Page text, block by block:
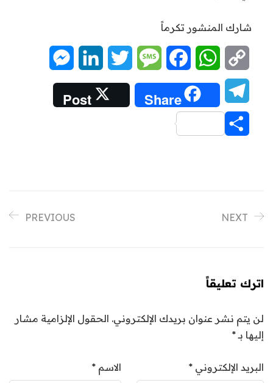
شارك المنشور تكرماً
Copy
Link
WhatsApp
Facebook
Message
Twitter
LinkedIn
Telegram
Share
Post
PREVIOUS NEXT
اترك تعليقاً
لن يتم نشر عنوان بريدك الإلكتروني. الحقول الإلزامية مشار
إليها بـ*
الاسم * البريد الإلكتروني *